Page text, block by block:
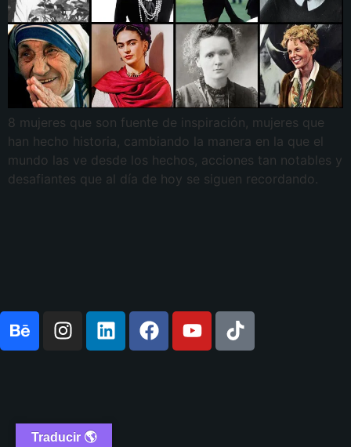
8 mujeres que son fuente de inspiración, mujeres que
han hecho historia, cambiando la manera en la que el
mundo las ve desde los hechos, acciones tan notables y
desafiantes que al día de hoy se siguen recordando.
Traducir 🌎